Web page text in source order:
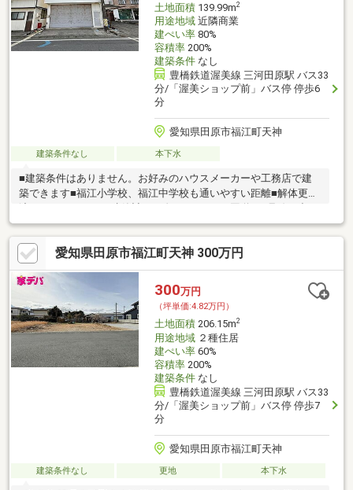
土地面積139.99m2
用途地域近隣商業
建ぺい率80%
容積率200%
建築条件なし
豊橋鉄道渥美線 三河田原駅 バス33
分/「渥美ショップ前」バス停 停歩6
分
愛知県田原市福江町天神
建築条件なし 本下水
■建築条件はありません。お好みのハウスメーカーや工務店で建
築できます■福江小学校、福江中学校も通いやすい距離■解体更地
すい立地
愛知県田原市福江町天神 300万円
300万円
（坪単価:4.82万円）
土地面積206.15m2
用途地域２種住居
建ぺい率60%
容積率200%
建築条件なし
豊橋鉄道渥美線 三河田原駅 バス33
分/「渥美ショップ前」バス停 停歩7
分
愛知県田原市福江町天神
建築条件なし 更地 本下水